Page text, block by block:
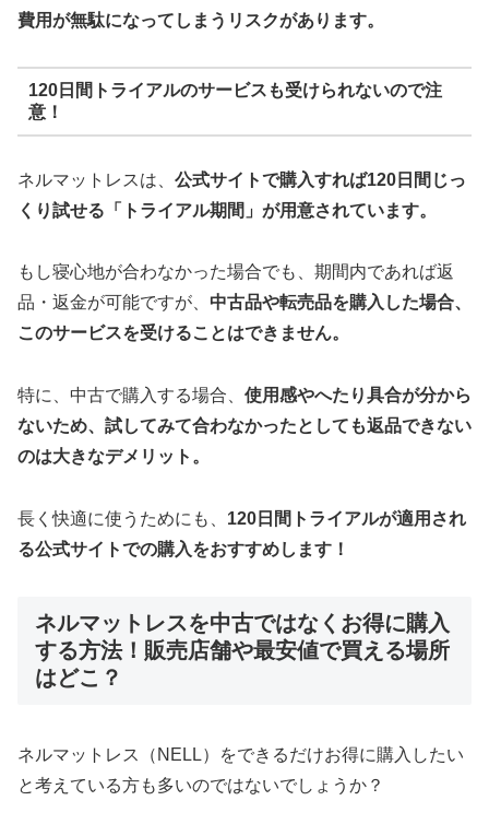
費用が無駄になってしまうリスクがあります。
120日間トライアルのサービスも受けられないので注
意！
ネルマットレスは、 公式サイトで購入すれば120日間じっ
くり試せる「トライアル期間」が用意されています。
もし寝心地が合わなかった場合でも、期間内であれば返
品・返金が可能ですが、 中古品や転売品を購入した場合、
このサービスを受けることはできません。
特に、中古で購入する場合、 使用感やへたり具合が分から
ないため、試してみて合わなかったとしても返品できない
のは大きなデメリット。
長く快適に使うためにも、 120日間トライアルが適用され
る公式サイトでの購入をおすすめします！
ネルマットレスを中古ではなくお得に購入
する方法！販売店舗や最安値で買える場所
はどこ？
ネルマットレス（NELL）をできるだけお得に購入したい
と考えている方も多いのではないでしょうか？